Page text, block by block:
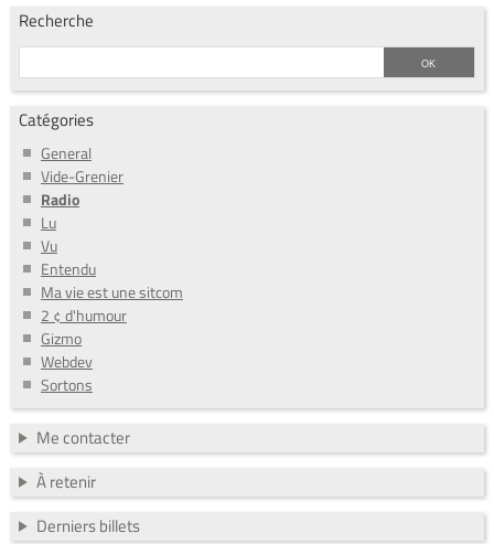
Recherche
Catégories
General
Vide-Grenier
Radio
Lu
Vu
Entendu
Ma vie est une sitcom
2 ¢ d'humour
Gizmo
Webdev
Sortons
Me contacter
À retenir
Derniers billets